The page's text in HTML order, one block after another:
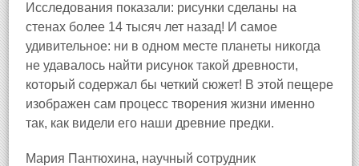
Исследования показали: рисунки сделаны на
стенах более 14 тысяч лет назад! И самое
удивительное: ни в одном месте планеты никогда
не удавалось найти рисунок такой древности,
который содержал бы четкий сюжет! В этой пещере
изображен сам процесс творения жизни именно
так, как видели его наши древние предки.
Мария Пантюхина, научный сотрудник